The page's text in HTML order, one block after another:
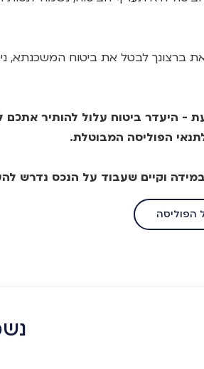
- היעדר ביטוח עלול להותיר אתכם
הפוליסה המבוטלת.
וקיים שעבוד על הנכס נדרש
הפוליסה